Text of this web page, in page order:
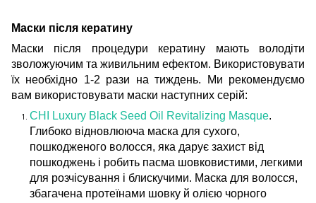
Маски після кератину
Маски після процедури кератину мають володіти
зволожуючим та живильним ефектом. Використовувати
їх необхідно 1-2 рази на тиждень. Ми рекомендуємо
вам використовувати маски наступних серій:
CHI Luxury Black Seed Oil Revitalizing Masque.
Глибоко відновлююча маска для сухого,
пошкодженого волосся, яка дарує захист від
пошкоджень і робить пасма шовковистими, легкими
для розчісування і блискучими. Маска для волосся,
збагачена протеїнами шовку й олією чорного